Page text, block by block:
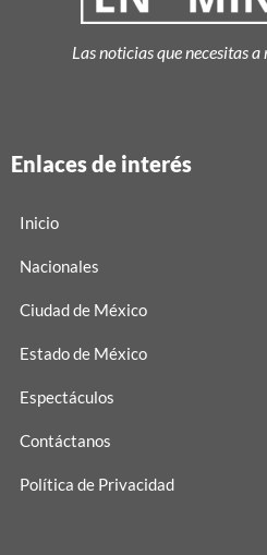
Las noticias que necesitas
Enlaces de interés
Inicio
Nacionales
Ciudad de México
Estado de México
Espectáculos
Contáctanos
Política de Privacidad